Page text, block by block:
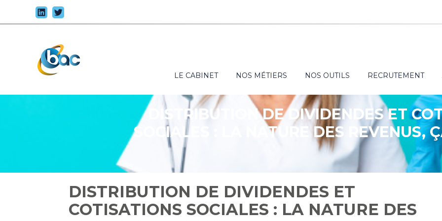
au
Principal
LE CABINET NOS MÉTIERS NOS OUTILS RECRUTEMENT
DISTRIBUTION DE DIVIDENDES ET
SOCIALES : LA NATURE DES REVENUS,
DISTRIBUTION DE DIVIDENDES ET
COTISATIONS SOCIALES : LA NATURE DES